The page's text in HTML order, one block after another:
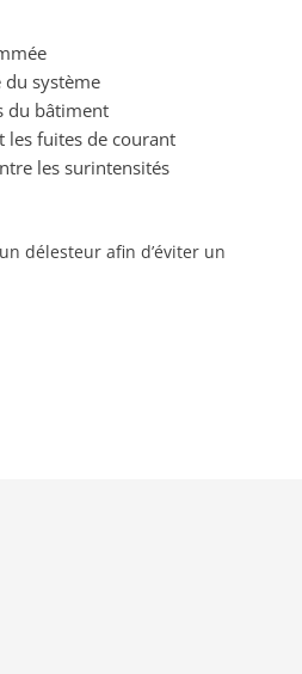
système
du bâtiment
les fuites de courant
les surintensités
délesteur afin d’éviter un